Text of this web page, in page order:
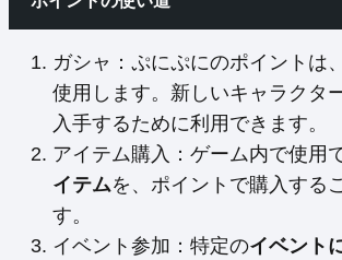
ガシャ：ぷにぷにのポイントは
使用します。新しいキャラクタ
入手するために利用できます。
アイテム購入：ゲーム内で使用
イテムを、ポイントで購入する
す。
イベント参加：特定のイベント